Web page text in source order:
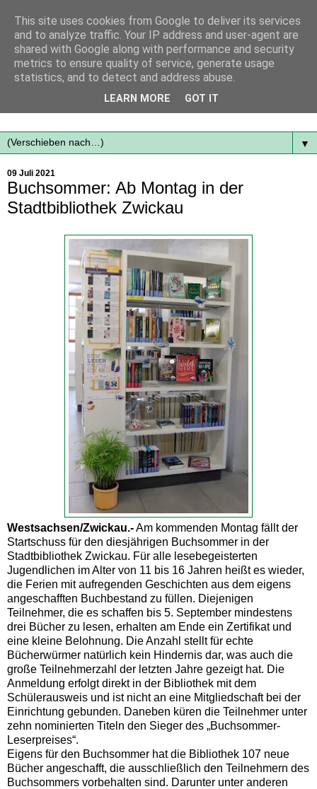
Mit frischen Themen aus der Region immer auf dem
▼
09 Juli 2021
Buchsommer: Ab Montag in der
Stadtbibliothek Zwickau
Westsachsen/Zwickau.-Am kommenden Montag fällt der
Startschuss für den diesjährigen Buchsommer in der
Stadtbibliothek Zwickau. Für alle lesebegeisterten
Jugendlichen im Alter von 11 bis 16 Jahren heißt es wieder,
die Ferien mit aufregenden Geschichten aus dem eigens
angeschafften Buchbestand zu füllen. Diejenigen
Teilnehmer, die es schaffen bis 5. September mindestens
drei Bücher zu lesen, erhalten am Ende ein Zertifikat und
eine kleine Belohnung. Die Anzahl stellt für echte
Bücherwürmer natürlich kein Hindernis dar, was auch die
große Teilnehmerzahl der letzten Jahre gezeigt hat. Die
Anmeldung erfolgt direkt in der Bibliothek mit dem
Schülerausweis und ist nicht an eine Mitgliedschaft bei der
Einrichtung gebunden. Daneben küren die Teilnehmer unter
zehn nominierten Titeln den Sieger des „Buchsommer-
Leserpreises“.
Eigens für den Buchsommer hat die Bibliothek 107 neue
Bücher angeschafft, die ausschließlich den Teilnehmern des
Buchsommers vorbehalten sind. Darunter unter anderen
This site uses cookies from Google to deliver its services
and to analyze traffic. Your IP address and user-agent are
shared with Google along with performance and security
metrics to ensure quality of service, generate usage
statistics, and to detect and address abuse.
LEARN MORE GOT IT